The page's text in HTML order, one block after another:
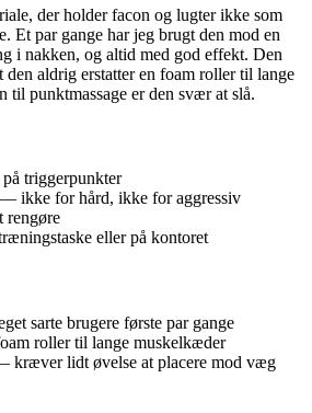
der holder facon og lugter ikke som
Et par gange har jeg brugt den mod en
i nakken, og altid med god effekt. Den
den aldrig erstatter en foam roller til lange
punktmassage er den svær at slå.
triggerpunkter
ikke for hård, ikke for aggressiv
rengøre
eller på kontoret
sarte brugere første par gange
roller til lange muskelkæder
kræver lidt øvelse at placere mod væg